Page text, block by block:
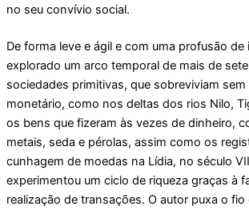
no seu convívio social.
De forma leve e ágil e com uma profusão de
explorado um arco temporal de mais de
sociedades primitivas, que sobreviviam
monetário, como nos deltas dos rios Nilo,
os bens que fizeram às vezes de dinheiro,
metais, seda e pérolas, assim como os
cunhagem de moedas na Lídia, no século
experimentou um ciclo de riqueza graças à
realização de transações. O autor puxa o fio